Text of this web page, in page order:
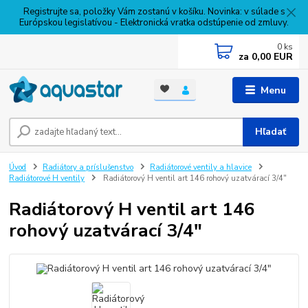
Registrujte sa, položky Vám zostanú v košíku. Novinka: v súlade s
Európskou legislatívou - Elektronická vratka odstúpenie od zmluvy.
Menu
Hľadať
0 ks
za 0,00 EUR
Úvod Radiátory a príslušenstvo
Radiátorové ventily a hlavice
Radiátorové H ventily
Radiátorový H ventil art 146 rohový uzatvárací 3/4"
Radiátorový H ventil art 146
rohový uzatvárací 3/4"